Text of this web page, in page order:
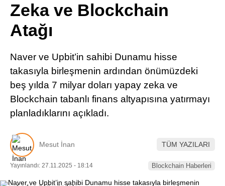
Zeka ve Blockchain
Atağı
Naver ve Upbit’in sahibi Dunamu hisse
takasıyla birleşmenin ardından önümüzdeki
beş yılda 7 milyar doları yapay zeka ve
Blockchain tabanlı finans altyapısına yatırmayı
planladıklarını açıkladı.
Mesut İnan TÜM YAZILARI
Yayınlandı: 27.11.2025 - 18:14 Blockchain Haberleri